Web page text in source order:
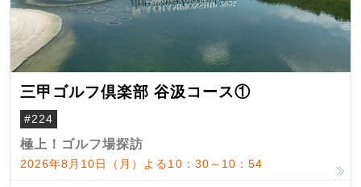
三甲ゴルフ倶楽部 谷汲コース①
#224
極上！ゴルフ場探訪
2026年8月10日（月）よる10：30～10：54